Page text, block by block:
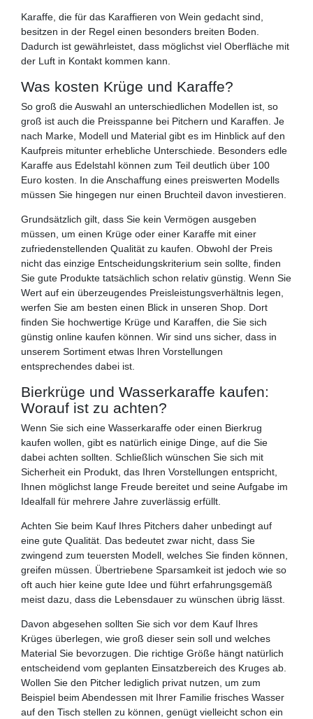
Karaffe, die für das Karaffieren von Wein gedacht sind,
besitzen in der Regel einen besonders breiten Boden.
Dadurch ist gewährleistet, dass möglichst viel Oberfläche mit
der Luft in Kontakt kommen kann.
Was kosten Krüge und Karaffe?
So groß die Auswahl an unterschiedlichen Modellen ist, so
groß ist auch die Preisspanne bei Pitchern und Karaffen. Je
nach Marke, Modell und Material gibt es im Hinblick auf den
Kaufpreis mitunter erhebliche Unterschiede. Besonders edle
Karaffe aus Edelstahl können zum Teil deutlich über 100
Euro kosten. In die Anschaffung eines preiswerten Modells
müssen Sie hingegen nur einen Bruchteil davon investieren.
Grundsätzlich gilt, dass Sie kein Vermögen ausgeben
müssen, um einen Krüge oder einer Karaffe mit einer
zufriedenstellenden Qualität zu kaufen. Obwohl der Preis
nicht das einzige Entscheidungskriterium sein sollte, finden
Sie gute Produkte tatsächlich schon relativ günstig. Wenn Sie
Wert auf ein überzeugendes Preisleistungsverhältnis legen,
werfen Sie am besten einen Blick in unseren Shop. Dort
finden Sie hochwertige Krüge und Karaffen, die Sie sich
günstig online kaufen können. Wir sind uns sicher, dass in
unserem Sortiment etwas Ihren Vorstellungen
entsprechendes dabei ist.
Bierkrüge und Wasserkaraffe kaufen:
Worauf ist zu achten?
Wenn Sie sich eine Wasserkaraffe oder einen Bierkrug
kaufen wollen, gibt es natürlich einige Dinge, auf die Sie
dabei achten sollten. Schließlich wünschen Sie sich mit
Sicherheit ein Produkt, das Ihren Vorstellungen entspricht,
Ihnen möglichst lange Freude bereitet und seine Aufgabe im
Idealfall für mehrere Jahre zuverlässig erfüllt.
Achten Sie beim Kauf Ihres Pitchers daher unbedingt auf
eine gute Qualität. Das bedeutet zwar nicht, dass Sie
zwingend zum teuersten Modell, welches Sie finden können,
greifen müssen. Übertriebene Sparsamkeit ist jedoch wie so
oft auch hier keine gute Idee und führt erfahrungsgemäß
meist dazu, dass die Lebensdauer zu wünschen übrig lässt.
Davon abgesehen sollten Sie sich vor dem Kauf Ihres
Krüges überlegen, wie groß dieser sein soll und welches
Material Sie bevorzugen. Die richtige Größe hängt natürlich
entscheidend vom geplanten Einsatzbereich des Kruges ab.
Wollen Sie den Pitcher lediglich privat nutzen, um zum
Beispiel beim Abendessen mit Ihrer Familie frisches Wasser
auf den Tisch stellen zu können, genügt vielleicht schon ein